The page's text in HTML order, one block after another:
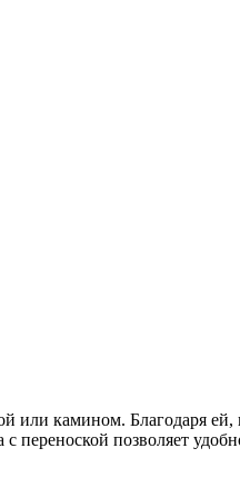
или камином. Благодаря
переноской позволяет